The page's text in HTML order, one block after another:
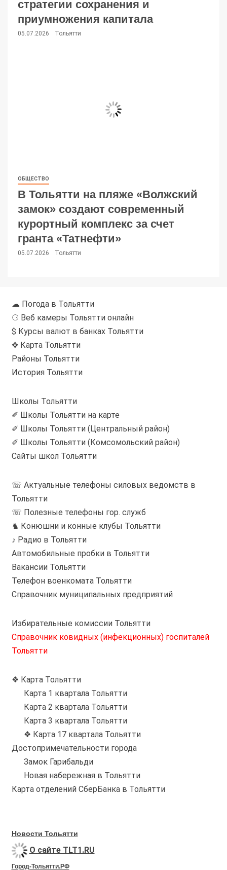
стратегии сохранения и
приумножения капитала
05.07.2026 Тольятти
ОБЩЕСТВО
В Тольятти на пляже «Волжский
замок» создают современный
курортный комплекс за счет
гранта «Татнефти»
05.07.2026 Тольятти
☁ Погода в Тольятти
⚆ Веб камеры Тольятти онлайн
$ Курсы валют в банках Тольятти
✥ Карта Тольятти
Районы Тольятти
История Тольятти
Школы Тольятти
✐ Школы Тольятти на карте
✐ Школы Тольятти (Центральный район)
✐ Школы Тольятти (Комсомольский район)
Сайты школ Тольятти
☏ Актуальные телефоны силовых ведомств в
Тольятти
☏ Полезные телефоны гор. служб
♞ Конюшни и конные клубы Тольятти
♪ Радио в Тольятти
Автомобильные пробки в Тольятти
Вакансии Тольятти
Телефон военкомата Тольятти
Справочник муниципальных предприятий
Избирательные комиссии Тольятти
Справочник ковидных (инфекционных) госпиталей
Тольятти
❖ Карта Тольятти
Карта 1 квартала Тольятти
Карта 2 квартала Тольятти
Карта 3 квартала Тольятти
❖ Карта 17 квартала Тольятти
Достопримечательности города
Замок Гарибальди
Новая набережная в Тольятти
Карта отделений СберБанка в Тольятти
Новости Тольятти
О сайте TLT1.RU
Город-Тольятти.РФ